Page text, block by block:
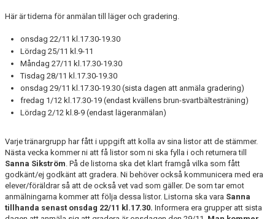
Här är tiderna för anmälan till läger och gradering.
onsdag 22/11 kl.17.30-19.30
Lördag 25/11 kl.9-11
Måndag 27/11 kl.17.30-19.30
Tisdag 28/11 kl.17.30-19.30
onsdag 29/11 kl.17.30-19.30 (sista dagen att anmäla gradering)
fredag 1/12 kl.17.30-19 (endast kvällens brun-svartbältesträning)
Lördag 2/12 kl.8-9 (endast lägeranmälan)
Varje tränargrupp har fått i uppgift att kolla av sina listor att de stämmer.
Nästa vecka kommer ni att få listor som ni ska fylla i och returnera till
Sanna Sikström. På de listorna ska det klart framgå vilka som fått
godkänt/ej godkänt att gradera. Ni behöver också kommunicera med era
elever/föräldrar så att de också vet vad som gäller. De som tar emot
anmälningarna kommer att följa dessa listor. Listorna ska vara Sanna
tillhanda senast onsdag 22/11 kl.17.30. Informera era grupper att sista